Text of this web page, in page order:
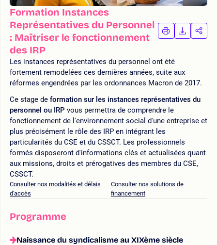
Formation Instances
Représentatives du Personnel
: Maîtriser le fonctionnement
des IRP
IMPRIMER
LA
LA
Les instances représentatives du personnel ont été
fortement remodelées ces dernières années, suite aux
réformes engendrées par les ordonnances Macron de 2017.
Ce stage de formation sur les instances représentatives du
personnel ou IRP vous permettra de comprendre le
fonctionnement de l'environnement social d'une entreprise et
plus précisément le rôle des IRP en intégrant les
particularités du CSE et du CSSCT. Les professionnels
formés disposeront d'informations clés et actualisées quant
aux missions, droits et prérogatives des membres du CSE,
CSSCT.
Consulter nos modalités et délais
d'accès
Consulter nos solutions de
financement
Programme
Naissance du syndicalisme au XIXème siècle